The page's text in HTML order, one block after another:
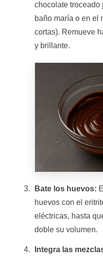
chocolate troceado
baño maría o en el
cortas). Remueve
y brillante.
Bate los huevos:
huevos con el
eléctricas, hasta
doble su volumen.
Integra las